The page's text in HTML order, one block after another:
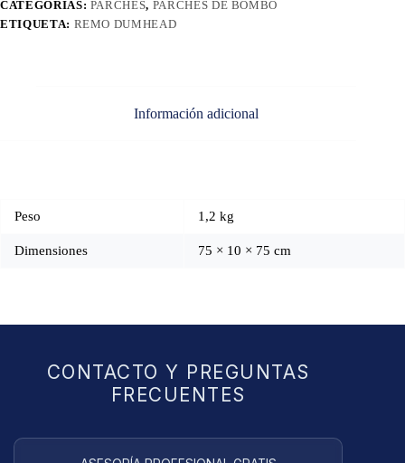
CATEGORÍAS: PARCHES, PARCHES DE BOMBO
ETIQUETA: REMO DUMHEAD
Información adicional
Peso 1,2 kg
Dimensiones 75 × 10 × 75 cm
CONTACTO Y PREGUNTAS
FRECUENTES